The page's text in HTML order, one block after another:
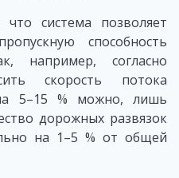
система позволяет
способность
например, согласно
скорость потока
5–15 % можно, лишь
дорожных развязок
на 1–5 % от общей